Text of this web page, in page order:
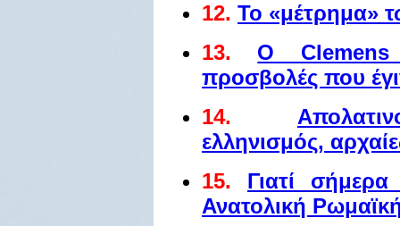
12. Το «μέτρημα»
13.
Ο Clemens
προσβολές που
14.
ελληνισμός,
15.
Γιατί
Ανατολική